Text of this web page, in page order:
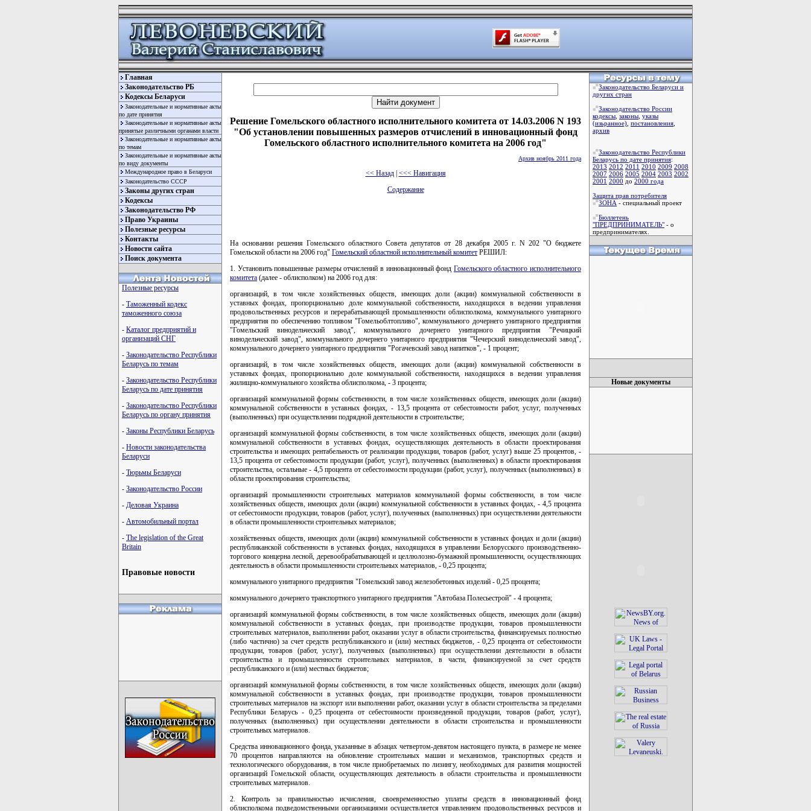
Главная
Законодательство РБ
Кодексы Беларуси
Законодательные и нормативные акты
по дате принятия
Законодательные и нормативные акты
принятые различными органами власти
Законодательные и нормативные акты
по темам
Законодательные и нормативные акты
по виду документы
Международное право в Беларуси
Законодательство СССР
Законы других стран
Кодексы
Законодательство РФ
Право Украины
Полезные ресурсы
Контакты
Новости сайта
Поиск документа
Полезные ресурсы
- Таможенный кодекс
таможенного союза
- Каталог предприятий и
организаций СНГ
- Законодательство Республики
Беларусь по темам
- Законодательство Республики
Беларусь по дате принятия
- Законодательство Республики
Беларусь по органу принятия
- Законы Республики Беларусь
- Новости законодательства
Беларуси
- Тюрьмы Беларуси
- Законодательство России
- Деловая Украина
- Автомобильный портал
- The legislation of the Great
Britain
Правовые новости
Решение Гомельского областного исполнительного комитета от 14.03.2006 N 193
"Об установлении повышенных размеров отчислений в инновационный фонд
Гомельского областного исполнительного комитета на 2006 год"
Архив ноябрь 2011 года
<< Назад| <<< Навигация
Содержание
На основании решения Гомельского областного Совета депутатов от 28 декабря 2005 г. N 202 "О бюджете
Гомельской области на 2006 год" Гомельский областной исполнительный комитет РЕШИЛ:
1. Установить повышенные размеры отчислений в инновационный фонд Гомельского областного исполнительного
комитета (далее - облисполком) на 2006 год для:
организаций, в том числе хозяйственных обществ, имеющих доли (акции) коммунальной собственности в
уставных фондах, пропорционально доле коммунальной собственности, находящихся в ведении управления
продовольственных ресурсов и перерабатывающей промышленности облисполкома, коммунального унитарного
предприятия по обеспечению топливом "Гомельоблтопливо", коммунального дочернего унитарного предприятия
"Гомельский винодельческий завод", коммунального дочернего унитарного предприятия "Речицкий
винодельческий завод", коммунального дочернего унитарного предприятия "Чечерский винодельческий завод",
коммунального дочернего унитарного предприятия "Рогачевский завод напитков", - 1 процент;
организаций, в том числе хозяйственных обществ, имеющих доли (акции) коммунальной собственности в
уставных фондах, пропорционально доле коммунальной собственности, находящихся в ведении управления
жилищно-коммунального хозяйства облисполкома, - 3 процента;
организаций коммунальной формы собственности, в том числе хозяйственных обществ, имеющих доли (акции)
коммунальной собственности в уставных фондах, - 13,5 процента от себестоимости работ, услуг, полученных
(выполненных) при осуществлении подрядной деятельности в строительстве;
организаций коммунальной формы собственности, в том числе хозяйственных обществ, имеющих доли (акции)
коммунальной собственности в уставных фондах, осуществляющих деятельность в области проектирования
строительства и имеющих рентабельность от реализации продукции, товаров (работ, услуг) выше 25 процентов, -
13,5 процента от себестоимости продукции (работ, услуг), полученных (выполненных) в области проектирования
строительства, остальные - 4,5 процента от себестоимости продукции (работ, услуг), полученных (выполненных) в
области проектирования строительства;
организаций промышленности строительных материалов коммунальной формы собственности, в том числе
хозяйственных обществ, имеющих доли (акции) коммунальной собственности в уставных фондах, - 4,5 процента
от себестоимости продукции, товаров (работ, услуг), полученных (выполненных) при осуществлении деятельности
в области промышленности строительных материалов;
хозяйственных обществ, имеющих доли (акции) коммунальной собственности в уставных фондах и доли (акции)
республиканской собственности в уставных фондах, находящихся в управлении Белорусского производственно-
торгового концерна лесной, деревообрабатывающей и целлюлозно-бумажной промышленности, осуществляющих
деятельность в области промышленности строительных материалов, - 0,25 процента;
коммунального унитарного предприятия "Гомельский завод железобетонных изделий - 0,25 процента;
коммунального дочернего транспортного унитарного предприятия "Автобаза Полесьестрой" - 4 процента;
организаций коммунальной формы собственности, в том числе хозяйственных обществ, имеющих доли (акции)
коммунальной собственности в уставных фондах, при производстве продукции, товаров промышленности
строительных материалов, выполнении работ, оказании услуг в области строительства, финансируемых полностью
(либо частично) за счет средств республиканского и (или) местных бюджетов, - 0,25 процента от себестоимости
продукции, товаров (работ, услуг), полученных (выполненных) при осуществлении деятельности в области
строительства и промышленности строительных материалов, в части, финансируемой за счет средств
республиканского и (или) местных бюджетов;
организаций коммунальной формы собственности, в том числе хозяйственных обществ, имеющих доли (акции)
коммунальной собственности в уставных фондах, при производстве продукции, товаров промышленности
строительных материалов на экспорт или выполнении работ, оказании услуг в области строительства за пределами
Республики Беларусь - 0,25 процента от себестоимости произведенной продукции, товаров (работ, услуг),
полученных (выполненных) при осуществлении деятельности в области строительства и промышленности
строительных материалов.
Средства инновационного фонда, указанные в абзацах четвертом-девятом настоящего пункта, в размере не менее
70 процентов направляются на обновление строительных машин и механизмов, транспортных средств и
технологического оборудования, в том числе приобретаемых по лизингу, необходимых для развития мощностей
организаций Гомельской области, осуществляющих деятельность в области строительства и промышленности
строительных материалов.
2. Контроль за правильностью исчисления, своевременностью уплаты средств в инновационный фонд
облисполкома подведомственными организациями осуществляется управлением продовольственных ресурсов и
Законодательство Беларуси и
других стран
Законодательство России
кодексы законы указы
(изьранное) постановления
архив
Законодательство Республики
Беларусь по дате принятия:
2013 2012 2011 2010 2009 2008
2007 2006 2005 2004 2003 2002
2001 2000 до 2000 года
Защита прав потребителя
ЗОНА - специальный проект
Бюллетень
"ПРЕДПРИНИМАТЕЛЬ" - о
предпринимателях.
Новые документы